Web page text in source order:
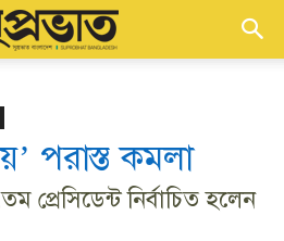
পরাস্ত কমলা
প্রেসিডেন্ট নির্বাচিত হলেন